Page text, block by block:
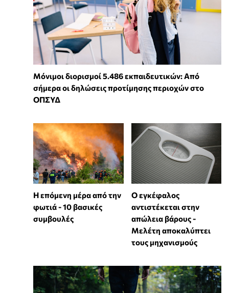
Μόνιμοι διορισμοί 5.486 εκπαιδευτικών: Από
σήμερα οι δηλώσεις προτίμησης περιοχών στο
ΟΠΣΥΔ
Η επόμενη μέρα από την
φωτιά - 10 βασικές
συμβουλές
Ο εγκέφαλος
αντιστέκεται στην
απώλεια βάρους -
Μελέτη αποκαλύπτει
τους μηχανισμούς